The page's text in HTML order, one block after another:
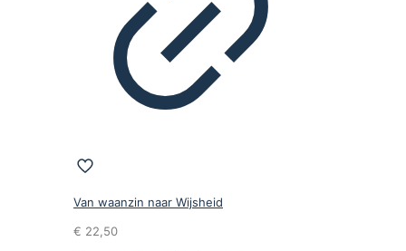
Van waanzin naar Wijsheid
€ 22,50